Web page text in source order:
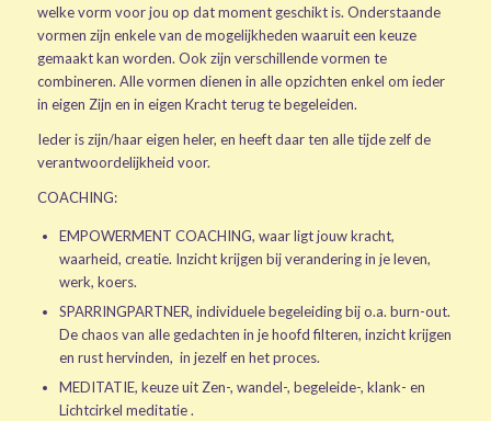
welke vorm voor jou op dat moment geschikt is. Onderstaande
vormen zijn enkele van de mogelijkheden waaruit een keuze
gemaakt kan worden. Ook zijn verschillende vormen te
combineren. Alle vormen dienen in alle opzichten enkel om ieder
in eigen Zijn en in eigen Kracht terug te begeleiden.
Ieder is zijn/haar eigen heler, en heeft daar ten alle tijde zelf de
verantwoordelijkheid voor.
COACHING:
EMPOWERMENT COACHING, waar ligt jouw kracht,
waarheid, creatie. Inzicht krijgen bij verandering in je leven,
werk, koers.
SPARRINGPARTNER, individuele begeleiding bij o.a. burn-out.
De chaos van alle gedachten in je hoofd filteren, inzicht krijgen
en rust hervinden, in jezelf en het proces.
MEDITATIE, keuze uit Zen-, wandel-, begeleide-, klank- en
Lichtcirkel meditatie .